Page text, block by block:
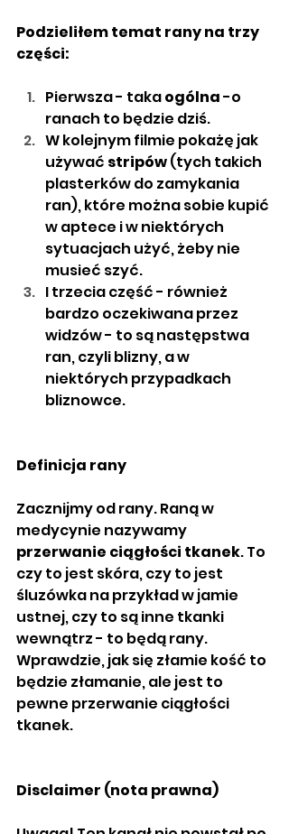
Podzieliłem temat rany na trzy
części:
Pierwsza - taka ogólna -o
ranach to będzie dziś.
W kolejnym filmie pokażę jak
używać stripów (tych takich
plasterków do zamykania
ran), które można sobie kupić
w aptece i w niektórych
sytuacjach użyć, żeby nie
musieć szyć.
I trzecia część - również
bardzo oczekiwana przez
widzów - to są następstwa
ran, czyli blizny, a w
niektórych przypadkach
bliznowce.
Definicja rany
Zacznijmy od rany. Raną w
medycynie nazywamy
przerwanie ciągłości tkanek. To
czy to jest skóra, czy to jest
śluzówka na przykład w jamie
ustnej, czy to są inne tkanki
wewnątrz - to będą rany.
Wprawdzie, jak się złamie kość to
będzie złamanie, ale jest to
pewne przerwanie ciągłości
tkanek.
Disclaimer (nota prawna)